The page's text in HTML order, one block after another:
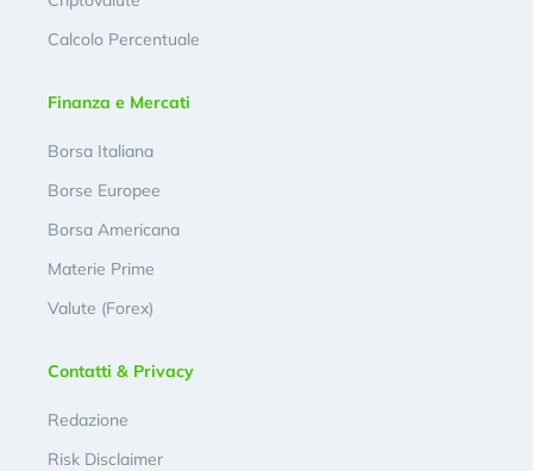
Calcolo Percentuale
Finanza e Mercati
Borsa Italiana
Borse Europee
Borsa Americana
Materie Prime
Valute (Forex)
Contatti & Privacy
Redazione
Risk Disclaimer